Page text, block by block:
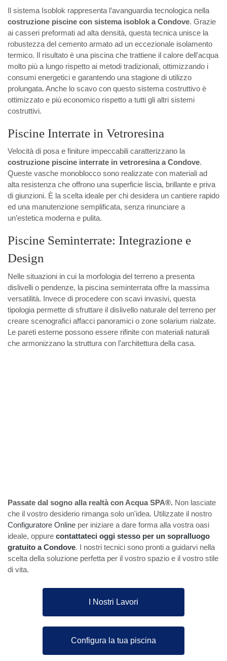
Il sistema Isoblok rappresenta l’avanguardia tecnologica nella
costruzione piscine con sistema isoblok a Condove. Grazie
ai casseri preformati ad alta densità, questa tecnica unisce la
robustezza del cemento armato ad un eccezionale isolamento
termico. Il risultato è una piscina che trattiene il calore dell'acqua
molto più a lungo rispetto ai metodi tradizionali, ottimizzando i
consumi energetici e garantendo una stagione di utilizzo
prolungata. Anche lo scavo con questo sistema costruttivo è
ottimizzato e più economico rispetto a tutti gli altri sistemi
costruttivi.
Piscine Interrate in Vetroresina
Velocità di posa e finiture impeccabili caratterizzano la
costruzione piscine interrate in vetroresina a Condove.
Queste vasche monoblocco sono realizzate con materiali ad
alta resistenza che offrono una superficie liscia, brillante e priva
di giunzioni. È la scelta ideale per chi desidera un cantiere rapido
ed una manutenzione semplificata, senza rinunciare a
un’estetica moderna e pulita.
Piscine Seminterrate: Integrazione e
Design
Nelle situazioni in cui la morfologia del terreno a presenta
dislivelli o pendenze, la piscina seminterrata offre la massima
versatilità. Invece di procedere con scavi invasivi, questa
tipologia permette di sfruttare il dislivello naturale del terreno per
creare scenografici affacci panoramici o zone solarium rialzate.
Le pareti esterne possono essere rifinite con materiali naturali
che armonizzano la struttura con l'architettura della casa.
Passate dal sogno alla realtà con Acqua SPA®. Non lasciate
che il vostro desiderio rimanga solo un'idea. Utilizzate il nostro
Configuratore Online per iniziare a dare forma alla vostra oasi
ideale, oppure contattateci oggi stesso per un sopralluogo
gratuito a Condove. I nostri tecnici sono pronti a guidarvi nella
scelta della soluzione perfetta per il vostro spazio e il vostro stile
di vita.
I Nostri Lavori
Configura la tua piscina